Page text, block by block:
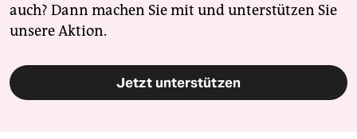
auch? Dann machen Sie mit und unterstützen Sie
unsere Aktion.
Jetzt unterstützen